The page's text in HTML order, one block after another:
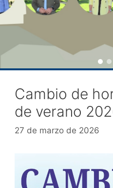
Cambio de
de verano
27 de marzo de 2026